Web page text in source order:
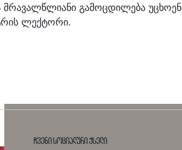
გამოცდილება
ლექტორი.
ჩვენი სოციალური ქსელი